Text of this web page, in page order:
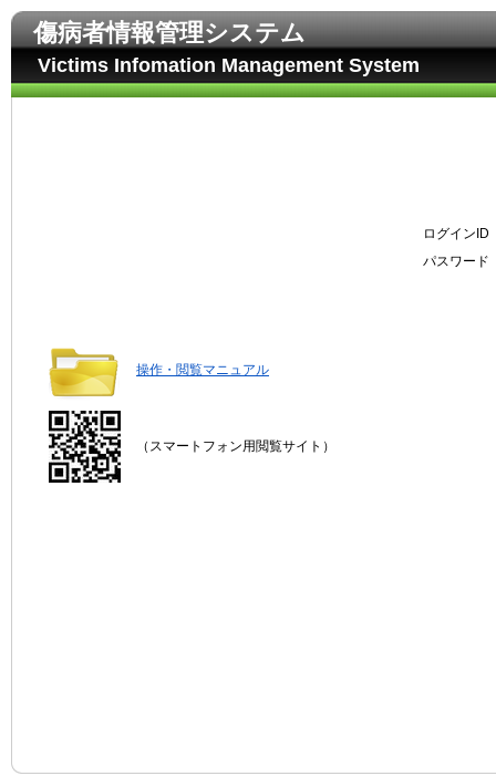
傷病者情報管理システム
Victims Infomation Management System
ログイン
パスワー
操作・閲覧マニュアル
（スマートフォン用閲覧サイト）